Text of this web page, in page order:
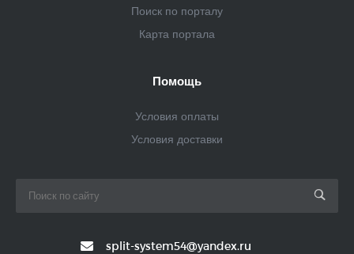
Поиск по порталу
Карта портала
Помощь
Условия оплаты
Условия доставки
split-system54@yandex.ru